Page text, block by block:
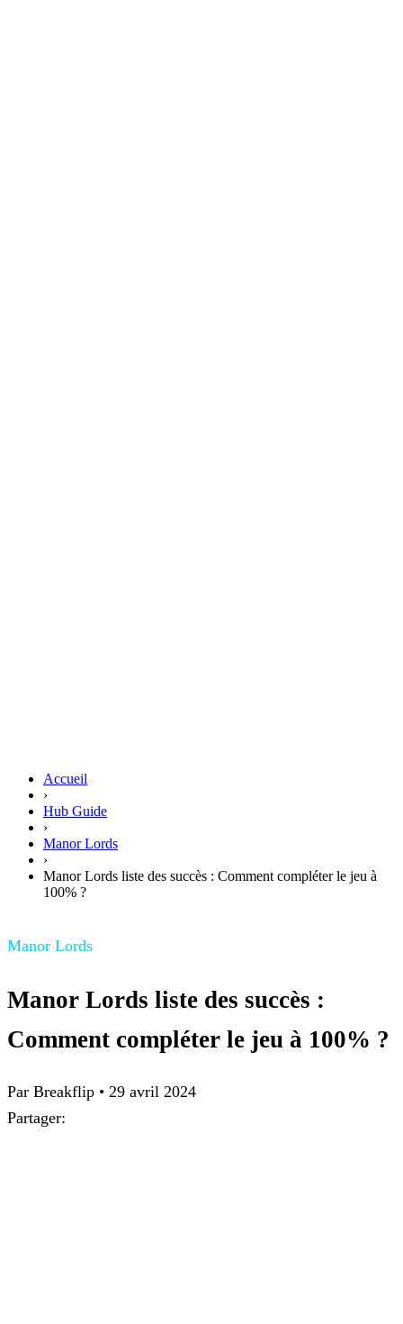
Accueil
›
Hub Guide
›
Manor Lords
›
Manor Lords liste des succès : Comment compléter le jeu à
100% ?
Manor Lords
Manor Lords liste des succès :
Comment compléter le jeu à 100% ?
Par Breakflip • 29 avril 2024
Partager: